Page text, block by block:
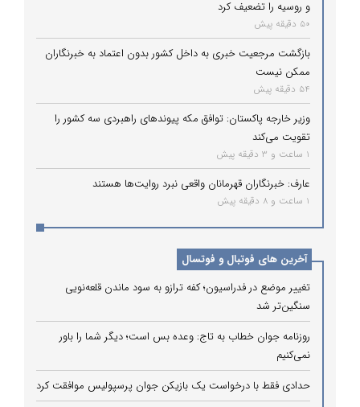
و روسیه را تضعیف کرد
50 دقیقه پیش
بازگشت مرجعیت خبری به داخل کشور بدون اعتماد به خبرنگاران
ممکن نیست
54 دقیقه پیش
وزیر خارجه پاکستان: توافق مکه پیوندهای راهبردی سه کشور را
تقویت می‌کند
1 ساعت و 3 دقیقه پیش
عارف: خبرنگاران قهرمانان واقعی نبرد روایت‌ها هستند
1 ساعت و 8 دقیقه پیش
آخرین های فوتبال و فوتسال
تغییر موضع در فدراسیون؛ کفه ترازو به سود ماندن قلعه‌نویی
سنگین‌تر شد
روزنامه جوان خطاب به تاج: وعده بس است؛ دیگر شما را باور
نمی‌کنیم
حدادی فقط با درخواست یک بازیکن جوان پرسپولیس موافقت کرد